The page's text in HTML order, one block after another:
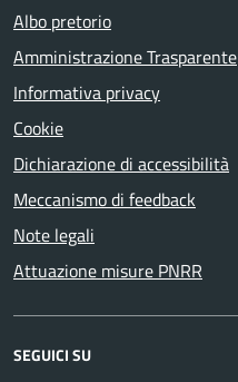
Albo pretorio
Amministrazione Trasparente
Informativa privacy
Cookie
Dichiarazione di accessibilità
Meccanismo di feedback
Note legali
Attuazione misure PNRR
SEGUICI SU